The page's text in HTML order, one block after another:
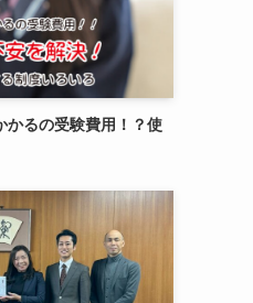
かるの受験費用！？使